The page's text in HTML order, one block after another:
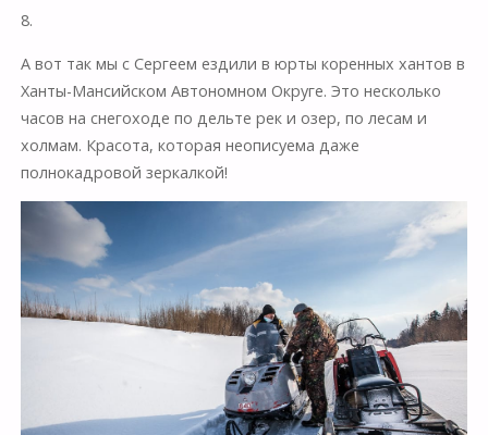
8.
А вот так мы с Сергеем ездили в юрты коренных хантов в
Ханты-Мансийском Автономном Округе. Это несколько
часов на снегоходе по дельте рек и озер, по лесам и
холмам. Красота, которая неописуема даже
полнокадровой зеркалкой!